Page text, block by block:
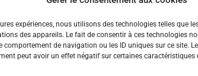
expériences, nous utilisons des technologies telles que
des appareils. Le fait de consentir à ces technologies
comportement de navigation ou les ID uniques sur ce site.
peut avoir un effet négatif sur certaines caractéristiques